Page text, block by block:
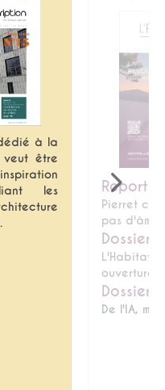
à la
veut être
les
Pierret
pas d'âme
Dossier
L'Habitat
ouverture
Dossier
De l'IA,